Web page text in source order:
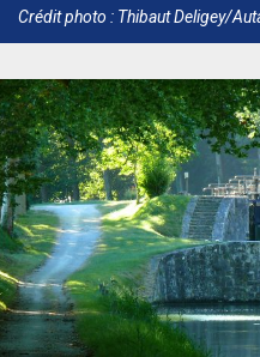
Crédit photo : Thibaut Deligey/